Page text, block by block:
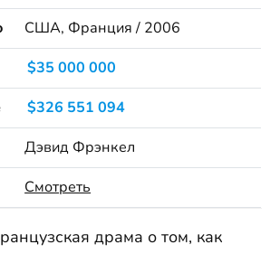
США, Франция / 2006
$35 000 000
$326 551 094
Дэвид Фрэнкел
Смотреть
драма о том, как